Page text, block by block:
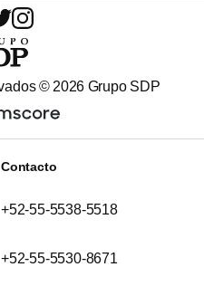
© 2026 Grupo SDP
Contacto
+52-55-5538-5518
+52-55-5530-8671